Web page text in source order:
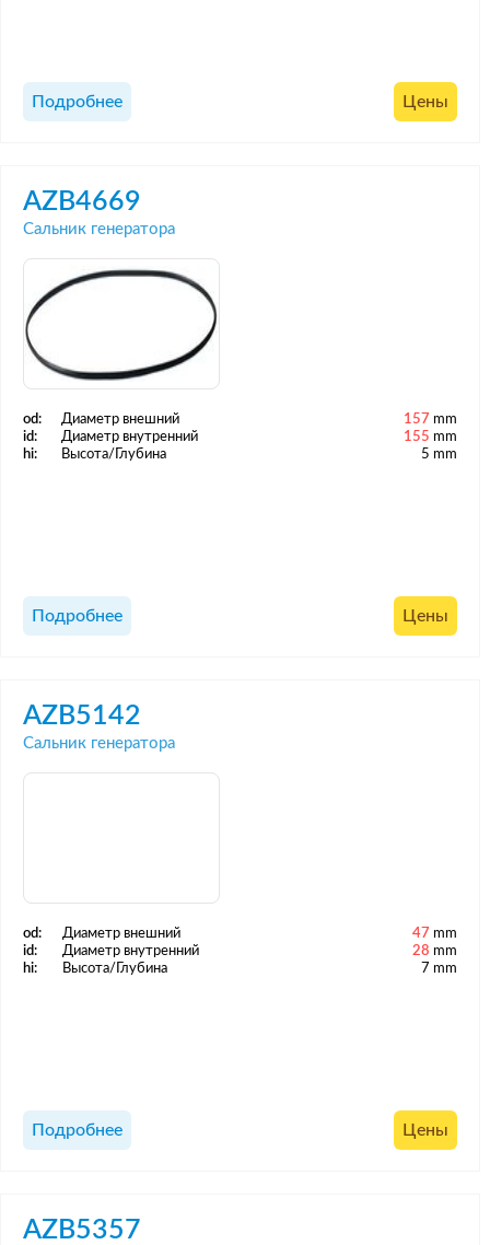
Подробнее Цены
AZB4669
Сальник генератора
od: Диаметр внешний 157 mm
id:
Диаметр внутренний 155 mm
hi:
Высота/Глубина 5 mm
Подробнее Цены
AZB5142
Сальник генератора
od: Диаметр внешний 47 mm
id:
Диаметр внутренний 28 mm
hi:
Высота/Глубина 7 mm
Подробнее Цены
AZB5357